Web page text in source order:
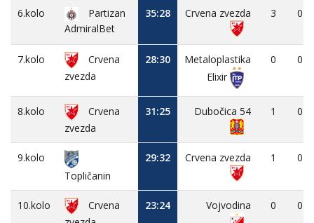
6.kolo
Partizan
AdmiralBet
35:28 Crvena zvezda 3 0
7.kolo
Crvena
zvezda
28:30
Metaloplastika
Elixir
0 0
8.kolo
Crvena
zvezda
31:25 Dubočica 54 1 0
9.kolo
Topličanin
29:32 Crvena zvezda 1 0
10.kolo
Crvena
23:24 Vojvodina 0 0